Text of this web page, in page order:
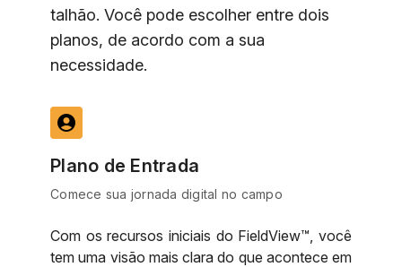
talhão. Você pode escolher entre dois
planos, de acordo com a sua
necessidade.
account_circle
Plano de Entrada
Comece sua jornada digital no campo
Com os recursos iniciais do FieldView™, você
tem uma visão mais clara do que acontece em